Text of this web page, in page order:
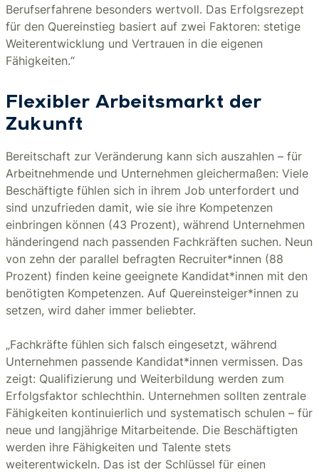
Berufserfahrene besonders wertvoll. Das Erfolgsrezept
für den Quereinstieg basiert auf zwei Faktoren: stetige
Weiterentwicklung und Vertrauen in die eigenen
Fähigkeiten.“
Flexibler Arbeitsmarkt der
Zukunft
Bereitschaft zur Veränderung kann sich auszahlen – für
Arbeitnehmende und Unternehmen gleichermaßen: Viele
Beschäftigte fühlen sich in ihrem Job unterfordert und
sind unzufrieden damit, wie sie ihre Kompetenzen
einbringen können (43 Prozent), während Unternehmen
händeringend nach passenden Fachkräften suchen. Neun
von zehn der parallel befragten Recruiter*innen (88
Prozent) finden keine geeignete Kandidat*innen mit den
benötigten Kompetenzen. Auf Quereinsteiger*innen zu
setzen, wird daher immer beliebter.
„Fachkräfte fühlen sich falsch eingesetzt, während
Unternehmen passende Kandidat*innen vermissen. Das
zeigt: Qualifizierung und Weiterbildung werden zum
Erfolgsfaktor schlechthin. Unternehmen sollten zentrale
Fähigkeiten kontinuierlich und systematisch schulen – für
neue und langjährige Mitarbeitende. Die Beschäftigten
werden ihre Fähigkeiten und Talente stets
weiterentwickeln. Das ist der Schlüssel für einen